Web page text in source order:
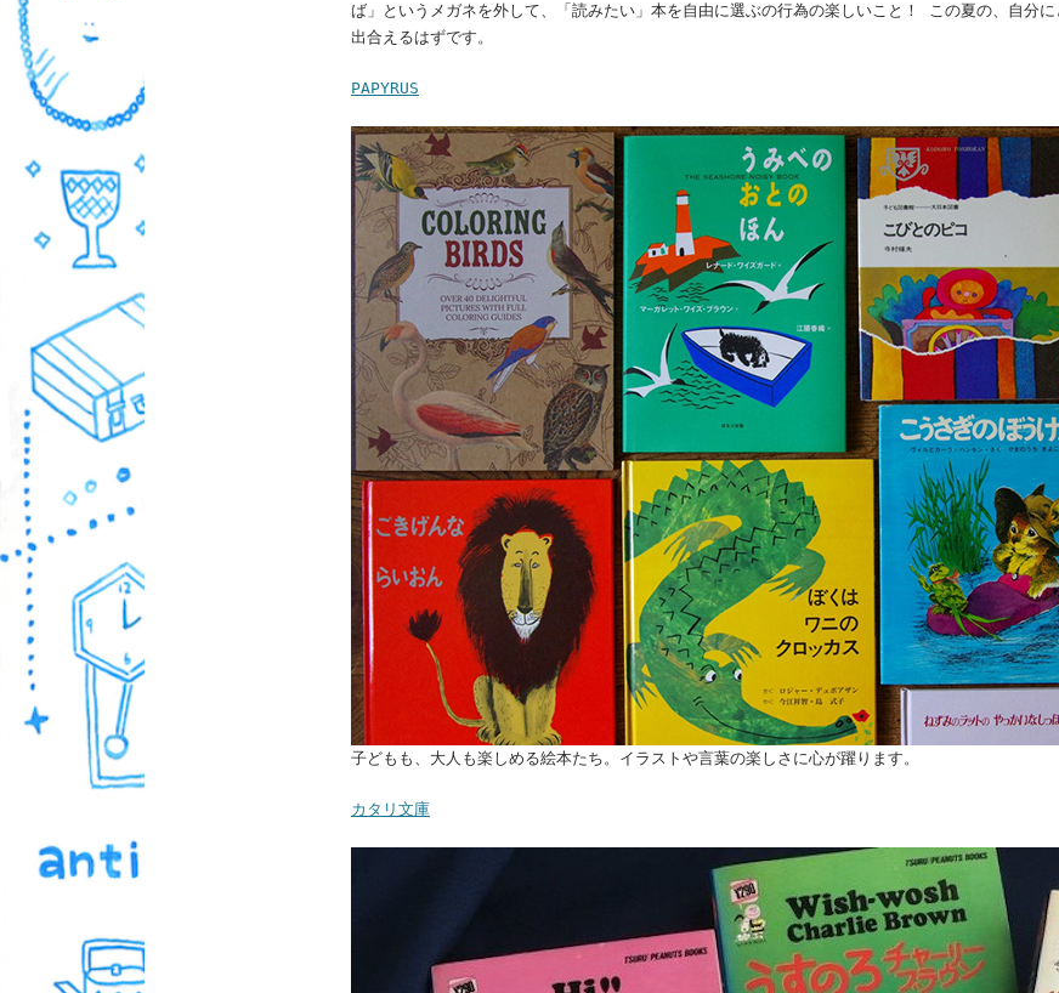
ば」というメガネを外して、「読みたい」本を自由に選ぶの行為の楽しいこと！ この夏の、自分
出合えるはずです。
PAPYRUS
子どもも、大人も楽しめる絵本たち。イラストや言葉の楽しさに心が躍ります。
カタリ文庫